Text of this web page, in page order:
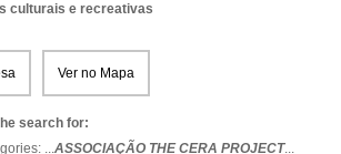
culturais e recreativas
Ver no Mapa
search for:
...ASSOCIAÇÃO THE CERA PROJECT...